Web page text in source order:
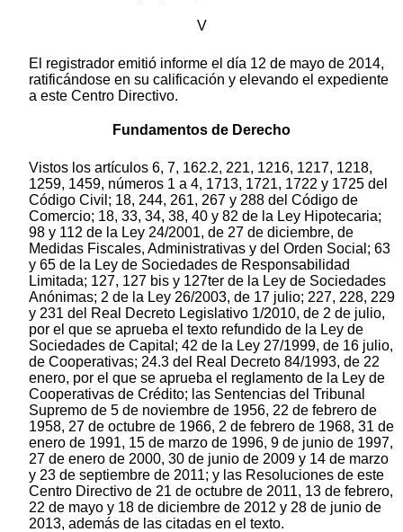
V
El registrador emitió informe el día 12 de mayo de 2014,
ratificándose en su calificación y elevando el expediente
a este Centro Directivo.
Fundamentos de Derecho
Vistos los artículos 6, 7, 162.2, 221, 1216, 1217, 1218,
1259, 1459, números 1 a 4, 1713, 1721, 1722 y 1725 del
Código Civil; 18, 244, 261, 267 y 288 del Código de
Comercio; 18, 33, 34, 38, 40 y 82 de la Ley Hipotecaria;
98 y 112 de la Ley 24/2001, de 27 de diciembre, de
Medidas Fiscales, Administrativas y del Orden Social; 63
y 65 de la Ley de Sociedades de Responsabilidad
Limitada; 127, 127 bis y 127ter de la Ley de Sociedades
Anónimas; 2 de la Ley 26/2003, de 17 julio; 227, 228, 229
y 231 del Real Decreto Legislativo 1/2010, de 2 de julio,
por el que se aprueba el texto refundido de la Ley de
Sociedades de Capital; 42 de la Ley 27/1999, de 16 julio,
de Cooperativas; 24.3 del Real Decreto 84/1993, de 22
enero, por el que se aprueba el reglamento de la Ley de
Cooperativas de Crédito; las Sentencias del Tribunal
Supremo de 5 de noviembre de 1956, 22 de febrero de
1958, 27 de octubre de 1966, 2 de febrero de 1968, 31 de
enero de 1991, 15 de marzo de 1996, 9 de junio de 1997,
27 de enero de 2000, 30 de junio de 2009 y 14 de marzo
y 23 de septiembre de 2011; y las Resoluciones de este
Centro Directivo de 21 de octubre de 2011, 13 de febrero,
22 de mayo y 18 de diciembre de 2012 y 28 de junio de
2013, además de las citadas en el texto.